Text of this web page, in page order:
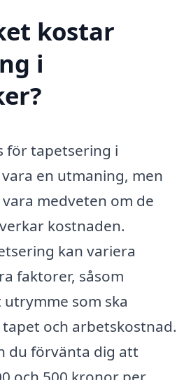
kostar
i
för tapetsering i
en utmaning, men
medveten om de
kostnaden.
kan variera
faktorer, såsom
som ska
och arbetskostnad.
du förvänta dig att